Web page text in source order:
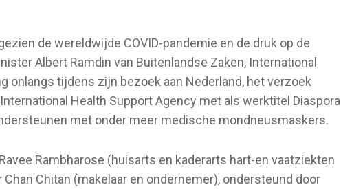
de wereldwijde COVID-pandemie en de druk op de
Albert Ramdin van Buitenlandse Zaken, International
onlangs tijdens zijn bezoek aan Nederland, het verzoek
Health Support Agency met als werktitel Diaspora
met onder meer medische mondneusmaskers.
Rambharose (huisarts en kaderarts hart-en vaatziekten
Chitan (makelaar en ondernemer), ondersteund door